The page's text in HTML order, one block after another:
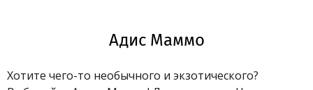
Адис Маммо
Хотите чего-то необычного и экзотического?